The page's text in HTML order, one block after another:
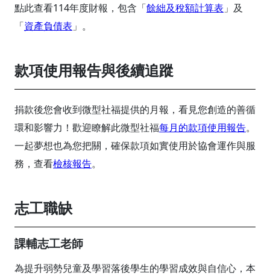
點此查看114年度財報，包含「餘絀及稅額計算表 」及
「資產負債表 」。
款項使用報告與後續追蹤
捐款後您會收到微型社福提供的月報，看見您創造的善循
環和影響力！歡迎瞭解此微型社福每月的款項使用報告。
一起夢想也為您把關，確保款項如實使用於協會運作與服
務，查看檢核報告。
志工職缺
課輔志工老師
為提升弱勢兒童及學習落後學生的學習成效與自信心，本